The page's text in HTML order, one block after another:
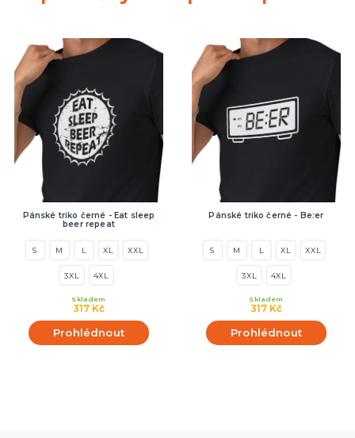
Pánské triko černé - Eat sleep
beer repeat
S M L XL XXL
3XL 4XL
317 Kč
Skladem
Prohlédnout
Pánské triko černé - Be:er
S M L XL XXL
3XL 4XL
317 Kč
Skladem
Prohlédnout